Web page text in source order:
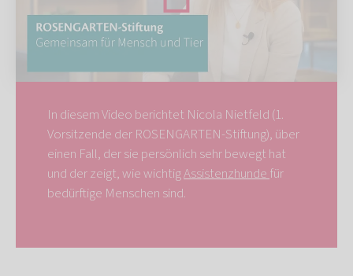
In diesem Video berichtet Nicola Nietfeld (1.
Vorsitzende der ROSENGARTEN-Stiftung), über
einen Fall, der sie persönlich sehr bewegt hat
und der zeigt, wie wichtigAssistenzhunde für
bedürftige Menschen sind.